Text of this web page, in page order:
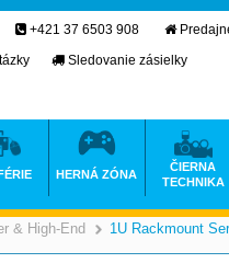
& High-End 1U Rackmount
+421 37 6503 908
Sledovanie zásielky
HERNÁ ZÓNA
ČIERNA
TECHNIKA